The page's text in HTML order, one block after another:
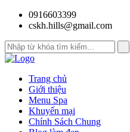
0916603399
cskh.hills@gmail.com
Trang chủ
Giới thiệu
Menu Spa
Khuyến mại
Chính Sách Chung